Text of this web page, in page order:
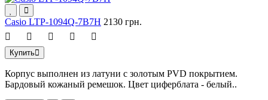
Casio LTP-1094Q-7B7H 2130 грн.
Купить
Корпус выполнен из латуни с золотым PVD покрытием.
Бардовый кожаный ремешок. Цвет циферблата - белый..